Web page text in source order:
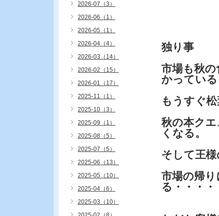
独り事
市場も秋
かっている
もうすぐ
秋の本ク
くなる。
そして王
市場の帰
る・・・・
2026-07（3）
2026-06（1）
2026-05（1）
2026-04（4）
2026-03（14）
2026-02（15）
2026-01（17）
2025-11（1）
2025-10（3）
2025-09（1）
2025-08（5）
2025-07（5）
2025-06（13）
2025-05（10）
2025-04（6）
2025-03（10）